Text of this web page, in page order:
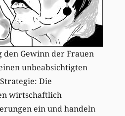
Gewinn der Frauen
unbeabsichtigten
Die
wirtschaftlich
ein und handeln